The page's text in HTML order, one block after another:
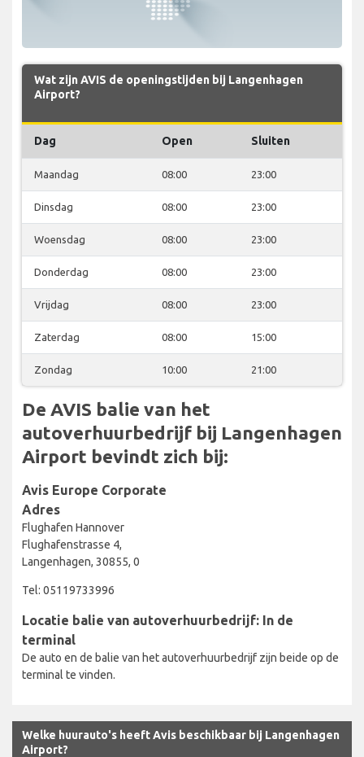
Wat zijn AVIS de openingstijden bij Langenhagen
Airport?
Dag Open Sluiten
Maandag 08:00 23:00
Dinsdag 08:00 23:00
Woensdag 08:00 23:00
Donderdag 08:00 23:00
Vrijdag 08:00 23:00
Zaterdag 08:00 15:00
Zondag 10:00 21:00
De AVIS balie van het
autoverhuurbedrijf bij Langenhagen
Airport bevindt zich bij:
Avis Europe Corporate
Adres
Flughafen Hannover
Flughafenstrasse 4,
Langenhagen, 30855, 0
Tel: 05119733996
Locatie balie van autoverhuurbedrijf: In de
terminal
De auto en de balie van het autoverhuurbedrijf zijn beide op de
terminal te vinden.
Welke huurauto's heeft Avis beschikbaar bij Langenhagen
Airport?